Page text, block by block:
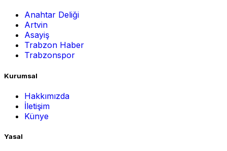
Anahtar Deliği
Artvin
Asayiş
Trabzon Haber
Trabzonspor
Kurumsal
Hakkımızda
İletişim
Künye
Yasal